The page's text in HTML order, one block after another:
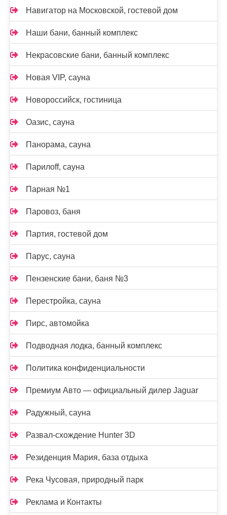
Навигатор на Московской, гостевой дом
Наши бани, банный комплекс
Некрасовские бани, банный комплекс
Новая VIP, сауна
Новороссийск, гостиница
Оазис, сауна
Панорама, сауна
Парилоff, сауна
Парная №1
Паровоз, баня
Партия, гостевой дом
Парус, сауна
Пензенские бани, баня №3
Перестройка, сауна
Пирс, автомойка
Подводная лодка, банный комплекс
Политика конфиденциальности
Премиум Авто — официальный дилер Jaguar
Радужный, сауна
Развал-схождение Hunter 3D
Резиденция Мария, база отдыха
Река Чусовая, природный парк
Реклама и Контакты